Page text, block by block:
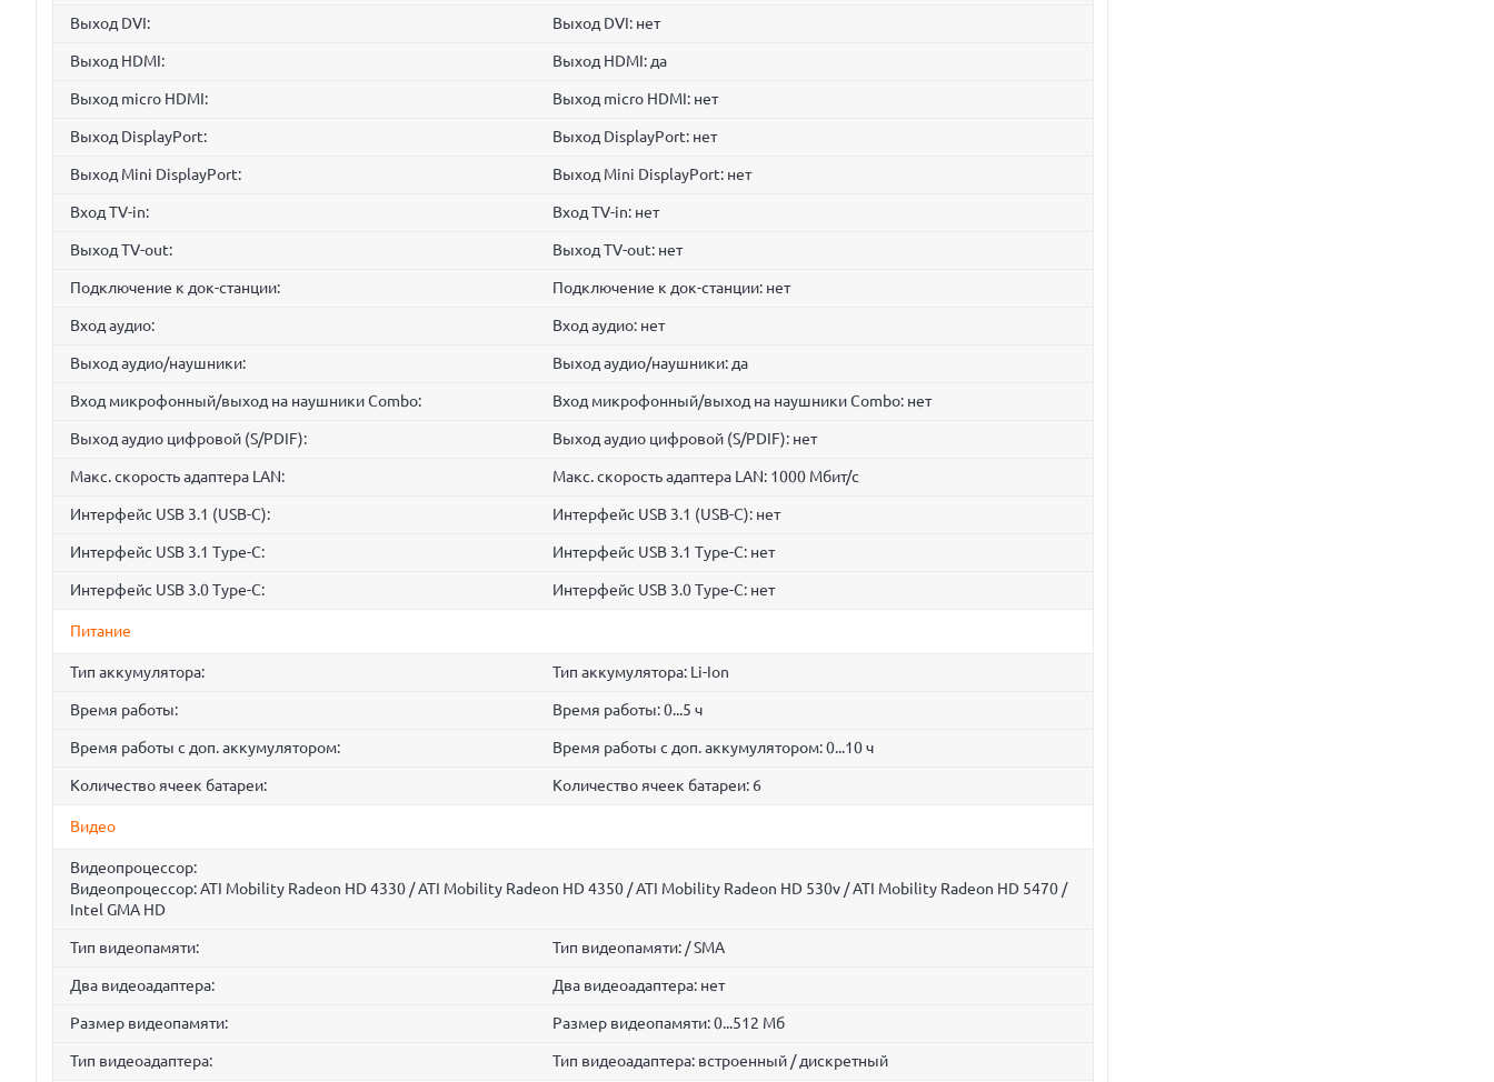
Выход DVI: Выход DVI: нет
Выход HDMI: Выход HDMI: да
Выход micro HDMI: Выход micro HDMI: нет
Выход DisplayPort: Выход DisplayPort: нет
Выход Mini DisplayPort: Выход Mini DisplayPort: нет
Вход TV-in: Вход TV-in: нет
Выход TV-out: Выход TV-out: нет
Подключение к док-станции: Подключение к док-станции: нет
Вход аудио: Вход аудио: нет
Выход аудио/наушники: Выход аудио/наушники: да
Вход микрофонный/выход на наушники Combo: Вход микрофонный/выход на наушники Combo: нет
Выход аудио цифровой (S/PDIF): Выход аудио цифровой (S/PDIF): нет
Макс. скорость адаптера LAN: Макс. скорость адаптера LAN: 1000 Мбит/с
Интерфейс USB 3.1 (USB-C): Интерфейс USB 3.1 (USB-C): нет
Интерфейс USB 3.1 Type-C: Интерфейс USB 3.1 Type-C: нет
Интерфейс USB 3.0 Type-C: Интерфейс USB 3.0 Type-C: нет
Питание
Тип аккумулятора: Тип аккумулятора: Li-Ion
Время работы: Время работы: 0...5 ч
Время работы с доп. аккумулятором: Время работы с доп. аккумулятором: 0...10 ч
Количество ячеек батареи: Количество ячеек батареи: 6
Видео
Видеопроцессор:
Видеопроцессор: ATI Mobility Radeon HD 4330 / ATI Mobility Radeon HD 4350 / ATI Mobility Radeon HD 530v / ATI Mobility Radeon HD 5470 /
Intel GMA HD
Тип видеопамяти: Тип видеопамяти: / SMA
Два видеоадаптера: Два видеоадаптера: нет
Размер видеопамяти: Размер видеопамяти: 0...512 Мб
Тип видеоадаптера: Тип видеоадаптера: встроенный / дискретный